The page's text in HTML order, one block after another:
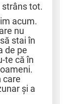
strâns tot.
acum.
nu
stai în
de pe
te că în
care
și a